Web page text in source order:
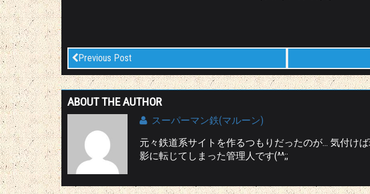
Previous Post
ABOUT THE AUTHOR
スーパーマン鉄(マルーン)
元々鉄道系サイトを作るつもりだったのが… 気付け
影に転じてしまった管理人です(^^;;